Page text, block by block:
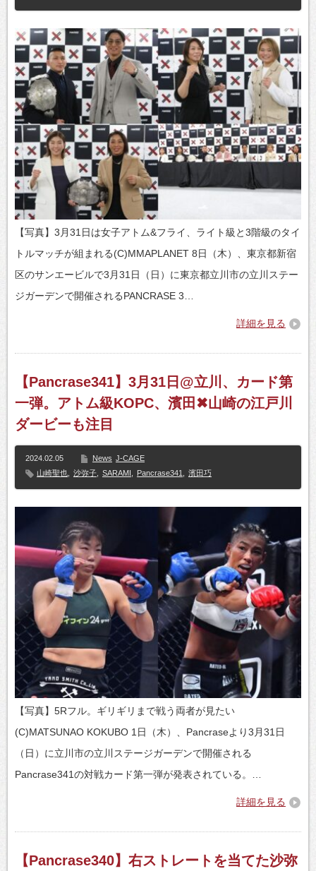
【写真】3月31日は女子アトム&フライ、ライト級と3階級のタイ
トルマッチが組まれる(C)MMAPLANET 8日（木）、東京都新宿
区のサンエービルで3月31日（日）に東京都立川市の立川ステー
ジガーデンで開催されるPANCRASE 3…
詳細を見る
【Pancrase341】3月31日@立川、カード第
一弾。アトム級KOPC、濱田✖山崎の江戸川
ダービーも注目
2024.02.05 News J-CAGE
山崎聖也
沙弥子 SARAMI Pancrase341 濱田巧
【写真】5Rフル。ギリギリまで戦う両者が見たい
(C)MATSUNAO KOKUBO 1日（木）、Pancraseより3月31日
（日）に立川市の立川ステージガーデンで開催される
Pancrase341の対戦カード第一弾が発表されている。…
詳細を見る
【Pancrase340】右ストレートを当てた沙弥